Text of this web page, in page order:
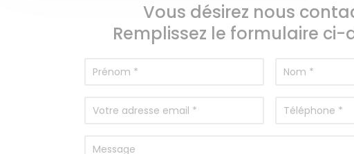
Vous désirez nous
Remplissez le formulaire ci-